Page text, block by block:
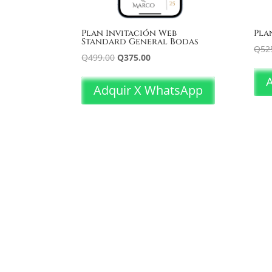
Plan Invitación Web
Standard General Bodas
Q499.00El
original
Q375.00El
actual
Adquir X WhatsApp
Q